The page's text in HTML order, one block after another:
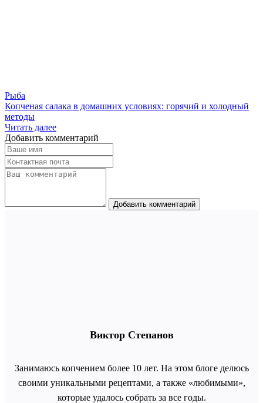
Рыба
Копченая салака в домашних условиях: горячий и холодный
методы
Читать далее
Добавить комментарий
Добавить комментарий
Виктор Степанов
Занимаюсь копчением более 10 лет. На этом блоге делюсь
своими уникальными рецептами, а также «любимыми»,
которые удалось собрать за все годы.